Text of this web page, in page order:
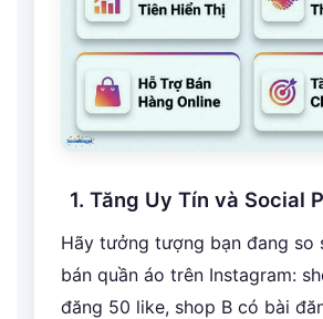
1. Tăng Uy Tín và Social
Hãy tưởng tượng bạn đang so
bán quần áo trên Instagram:
đăng 50 like, shop B có bài